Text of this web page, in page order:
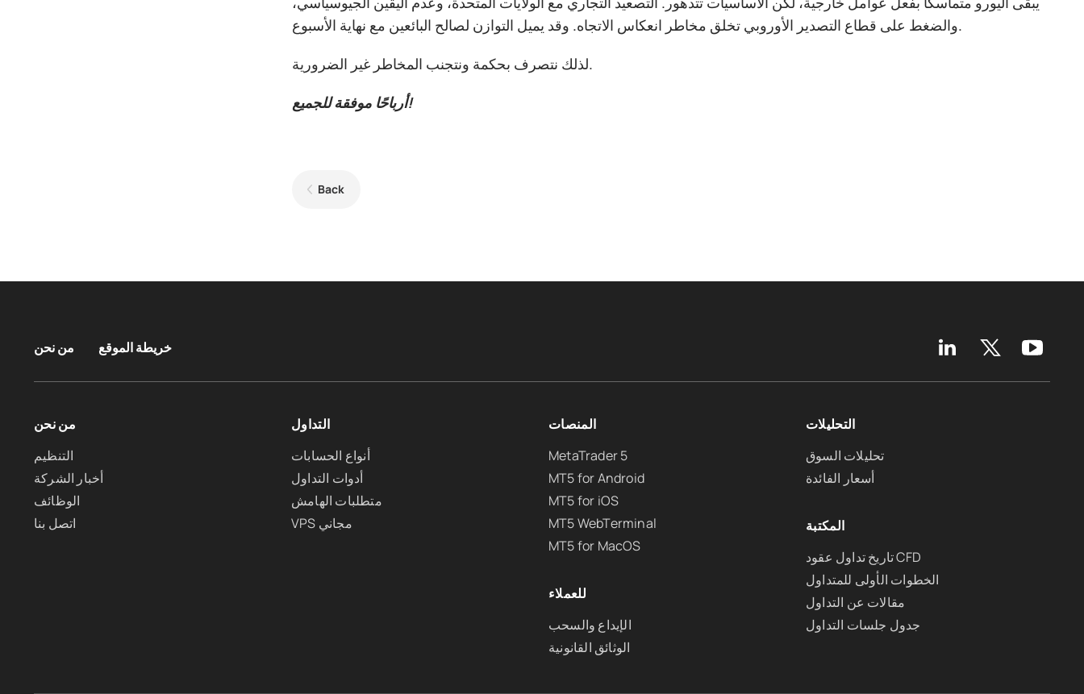
والضغط على قطاع التصدير الأوروبي تخلق مخاطر انعكاس الاتجاه. وقد يميل التوازن لصالح البائعين مع نهاية الأسبوع.
لذلك نتصرف بحكمة ونتجنب المخاطر غير الضرورية.
أرباحًا موفقة للجميع!
Back
من نحن خريطة الموقع
من نحن
التنظيم
أخبار الشركة
الوظائف
اتصل بنا
التداول
أنواع الحسابات
أدوات التداول
متطلبات الهامش
VPS مجاني
المنصات
MetaTrader 5
MT5 for Android
MT5 for iOS
MT5 WebTerminal
MT5 for MacOS
للعملاء
الإيداع والسحب
الوثائق القانونية
التحليلات
تحليلات السوق
أسعار الفائدة
المكتبة
تاريخ تداول عقود CFD
الخطوات الأولى للمتداول
مقالات عن التداول
جدول جلسات التداول